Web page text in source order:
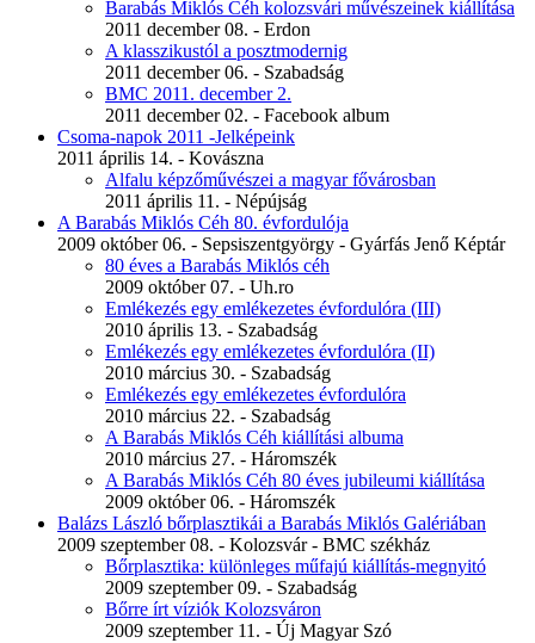
Barabás Miklós Céh kolozsvári művészeinek kiállítása
2011 december 08. - Erdon
A klasszikustól a posztmodernig
2011 december 06. - Szabadság
BMC 2011. december 2.
2011 december 02. - Facebook album
Csoma-napok 2011 -Jelképeink
2011 április 14. - Kovászna
Alfalu képzőművészei a magyar fővárosban
2011 április 11. - Népújság
A Barabás Miklós Céh 80. évfordulója
2009 október 06. - Sepsiszentgyörgy - Gyárfás Jenő Képtár
80 éves a Barabás Miklós céh
2009 október 07. - Uh.ro
Emlékezés egy emlékezetes évfordulóra (III)
2010 április 13. - Szabadság
Emlékezés egy emlékezetes évfordulóra (II)
2010 március 30. - Szabadság
Emlékezés egy emlékezetes évfordulóra
2010 március 22. - Szabadság
A Barabás Miklós Céh kiállítási albuma
2010 március 27. - Háromszék
A Barabás Miklós Céh 80 éves jubileumi kiállítása
2009 október 06. - Háromszék
Balázs László bőrplasztikái a Barabás Miklós Galériában
2009 szeptember 08. - Kolozsvár - BMC székház
Bőrplasztika: különleges műfajú kiállítás-megnyitó
2009 szeptember 09. - Szabadság
Bőrre írt víziók Kolozsváron
2009 szeptember 11. - Új Magyar Szó